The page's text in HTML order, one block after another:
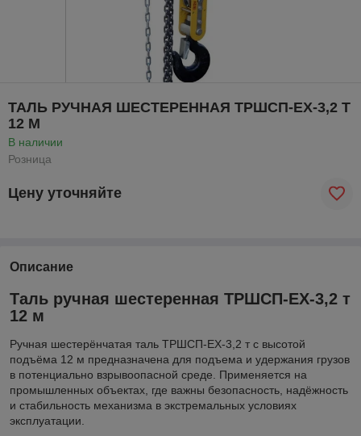
ТАЛЬ РУЧНАЯ ШЕСТЕРЕННАЯ ТРШСП-ЕХ-3,2 Т
12 М
В наличии
Розница
Цену уточняйте
Описание
Таль ручная шестеренная ТРШСП-ЕХ-3,2 т
12 м
Ручная шестерёнчатая таль ТРШСП-ЕХ-3,2 т с высотой
подъёма 12 м предназначена для подъема и удержания грузов
в потенциально взрывоопасной среде. Применяется на
промышленных объектах, где важны безопасность, надёжность
и стабильность механизма в экстремальных условиях
эксплуатации.